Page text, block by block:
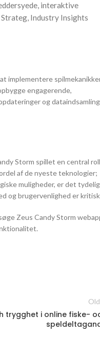
interaktive
Industry Insights
implementere
engagerende,
og
Storm spillet en central
af de nyeste teknologier;
muligheder, er det
og brugervenlighed er
Zeus Candy Storm
trygghet i online fiske-